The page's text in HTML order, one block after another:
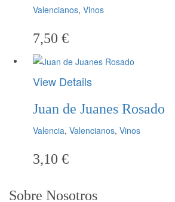
Valencianos, Vinos
7,50 €
View Details
Juan de Juanes Rosado
Valencia, Valencianos, Vinos
3,10 €
Sobre Nosotros